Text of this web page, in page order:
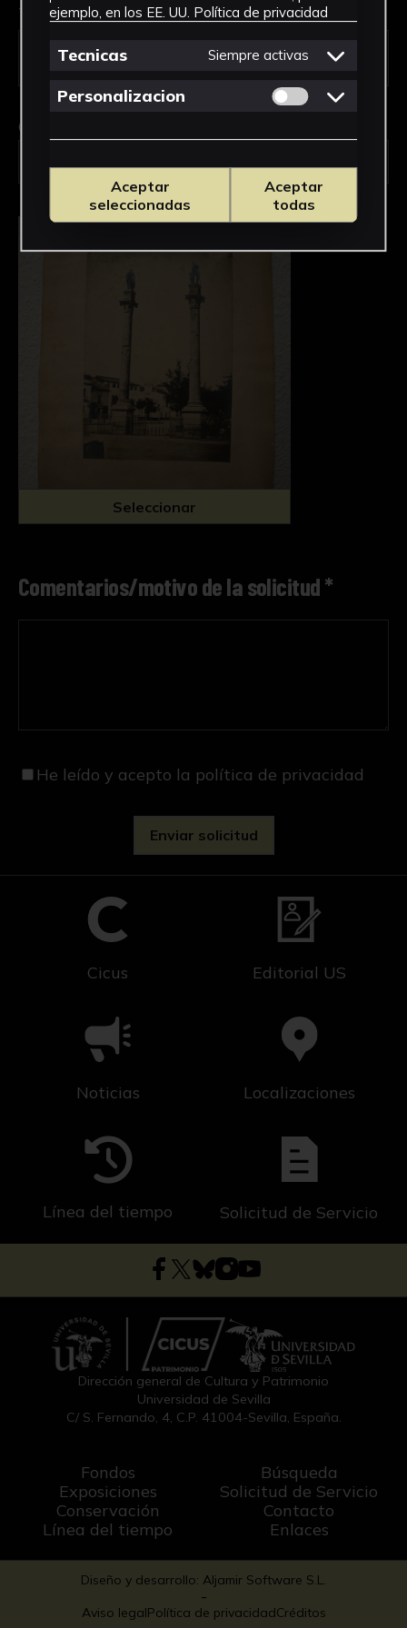
Tipo de uso *
Obra en la que está interesado/a
2049-FOTO/Alameda de Hércules
Seleccionar
Comentarios/motivo de la solicitud *
He leído y acepto la política de privacidad
Cicus Editorial US
Noticias Localizaciones
Línea del tiempo Solicitud de Servicio
Dirección general de Cultura y Patrimonio
Universidad de Sevilla
C/ S. Fernando, 4, C.P. 41004-Sevilla, España.
Fondos
Exposiciones
Conservación
Línea del tiempo
Búsqueda
Solicitud de Servicio
Contacto
Enlaces
Diseño y desarrollo: Aljamir Software S.L.
-
Aviso legalPolítica de privacidadCréditos
ejemplo, en los EE. UU. Política de privacidad
Tecnicas Siempre activas
Personalizacion Permitir cookies
Aceptar
seleccionadas
Aceptar
todas